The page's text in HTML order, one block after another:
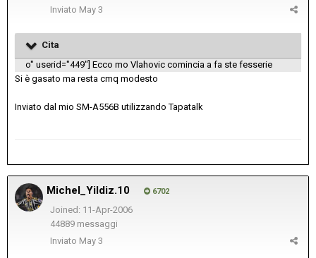
Inviato May 3
Cita
o" userid="449"] Ecco mo Vlahovic comincia a fa ste fesserie
Si è gasato ma resta cmq modesto
Inviato dal mio SM-A556B utilizzando Tapatalk
Michel_Yildiz.10 6702
Joined: 11-Apr-2006
44889 messaggi
Inviato May 3